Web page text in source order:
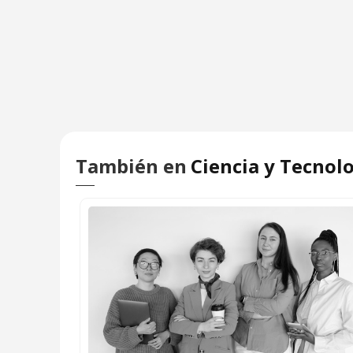
También en Ciencia y